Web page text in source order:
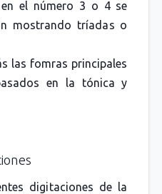
en el número 3 o 4 se
mostrando tríadas o
las fomras principales
en la tónica y
digitaciones de la